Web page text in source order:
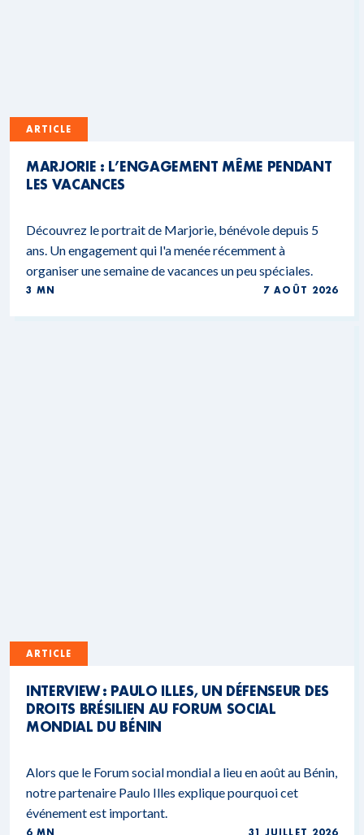
ARTICLE
MARJORIE : L’ENGAGEMENT MÊME PENDANT
LES VACANCES
Découvrez le portrait de Marjorie, bénévole depuis 5
ans. Un engagement qui l'a menée récemment à
organiser une semaine de vacances un peu spéciales.
3 MN 7 AOÛT 2026
ARTICLE
INTERVIEW : PAULO ILLES, UN DÉFENSEUR DES
DROITS BRÉSILIEN AU FORUM SOCIAL
MONDIAL DU BÉNIN
Alors que le Forum social mondial a lieu en août au Bénin,
notre partenaire Paulo Illes explique pourquoi cet
événement est important.
6 MN 31 JUILLET 2026